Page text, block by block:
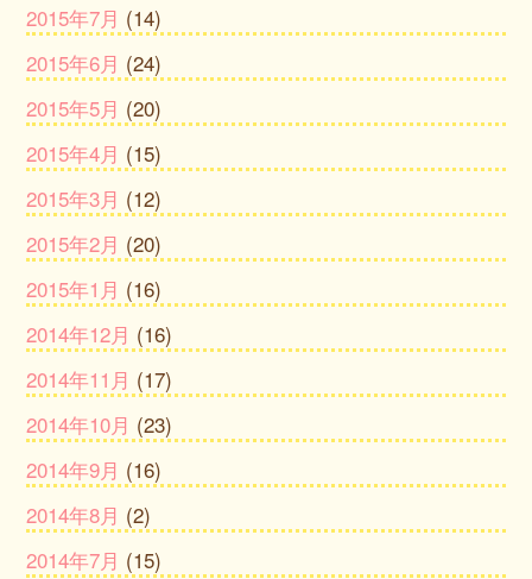
2015年7月 (14)
2015年6月 (24)
2015年5月 (20)
2015年4月 (15)
2015年3月 (12)
2015年2月 (20)
2015年1月 (16)
2014年12月 (16)
2014年11月 (17)
2014年10月 (23)
2014年9月 (16)
2014年8月 (2)
2014年7月 (15)